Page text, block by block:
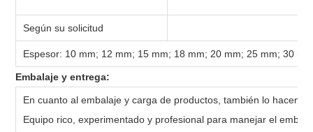
Según su solicitud
Espesor: 10 mm; 12 mm; 15 mm; 18 mm; 20 mm; 25 mm; 30
Embalaje y entrega:
En cuanto al embalaje y carga de productos, también lo
Equipo rico, experimentado y profesional para manejar el